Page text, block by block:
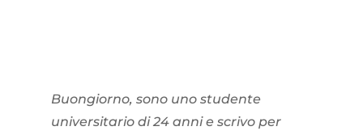
Buongiorno, sono uno studente
universitario di 24 anni e scrivo per